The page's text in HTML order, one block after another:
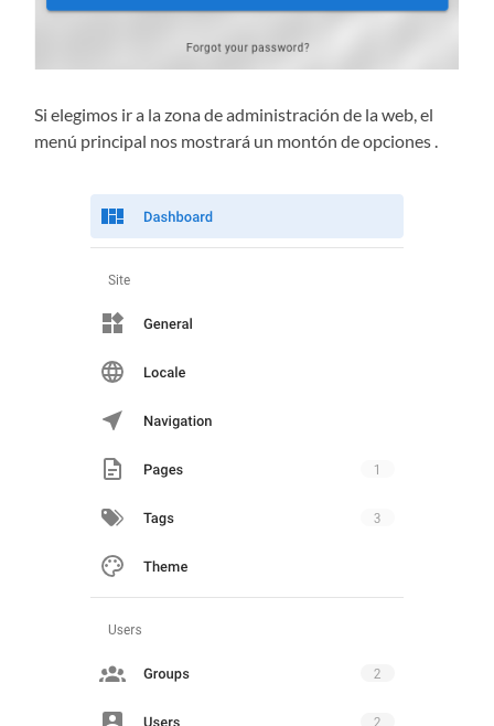
Si elegimos ir a la zona de administración de la web, el
menú principal nos mostrará un montón de opciones .